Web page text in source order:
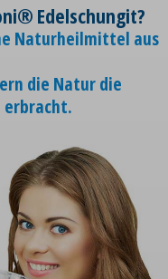
Edelschungit?
Naturheilmittel aus
die Natur die
erbracht.